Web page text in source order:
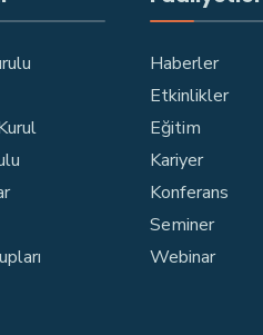
Haberler
Etkinlikler
Eğitim
Kariyer
Konferans
Seminer
Webinar